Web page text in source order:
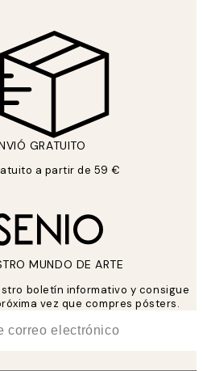
GRATUITO
a partir de 59 €
MUNDO DE ARTE
boletín informativo y consigue
vez que compres pósters.